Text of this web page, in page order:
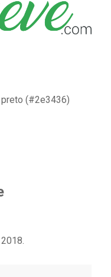
(#2e3436)